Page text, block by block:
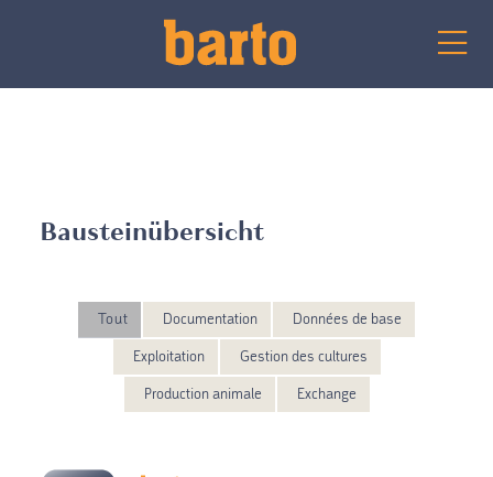
Bausteinübersicht
Tout Documentation
Données de base
Exploitation
Gestion des cultures
Production animale
Exchange